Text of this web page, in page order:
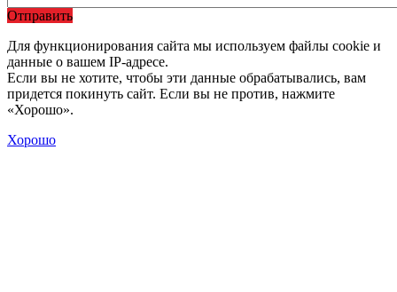
Отправить
Для функционирования сайта мы используем файлы cookie и
данные о вашем IP-адресе.
Если вы не хотите, чтобы эти данные обрабатывались, вам
придется покинуть сайт. Если вы не против, нажмите
«Хорошо».
Хорошо